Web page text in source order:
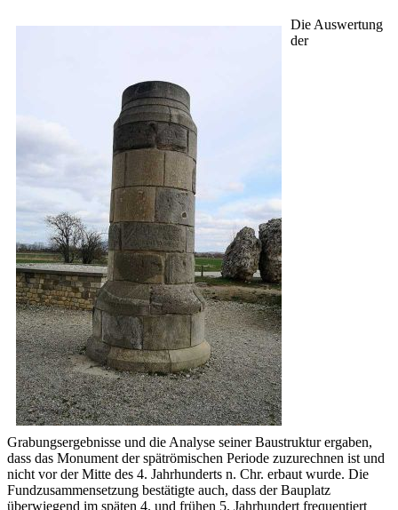
Die Auswertung
der
Grabungsergebnisse und die Analyse seiner Baustruktur ergaben,
dass das Monument der spätrömischen Periode zuzurechnen ist und
nicht vor der Mitte des 4. Jahrhunderts n. Chr. erbaut wurde. Die
Fundzusammensetzung bestätigte auch, dass der Bauplatz
überwiegend im späten 4. und frühen 5. Jahrhundert frequentiert